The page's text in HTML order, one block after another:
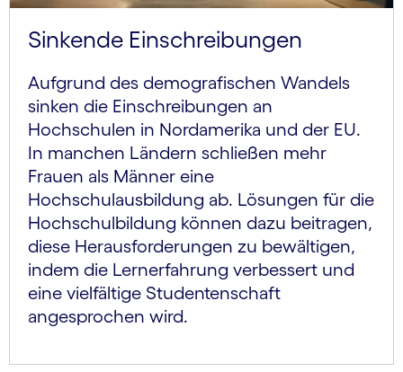
Sinkende Einschreibungen
Aufgrund des demografischen Wandels
sinken die Einschreibungen an
Hochschulen in Nordamerika und der EU.
In manchen Ländern schließen mehr
Frauen als Männer eine
Hochschulausbildung ab. Lösungen für die
Hochschulbildung können dazu beitragen,
diese Herausforderungen zu bewältigen,
indem die Lernerfahrung verbessert und
eine vielfältige Studentenschaft
angesprochen wird.